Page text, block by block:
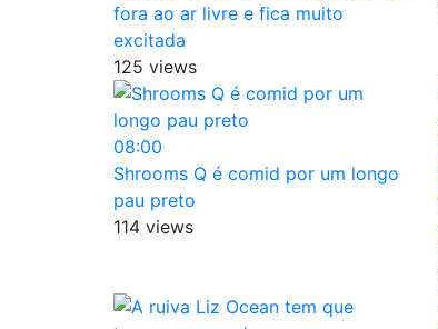
fora ao ar livre e fica muito
excitada
125 views
08:00
Shrooms Q é comid por um longo
pau preto
114 views